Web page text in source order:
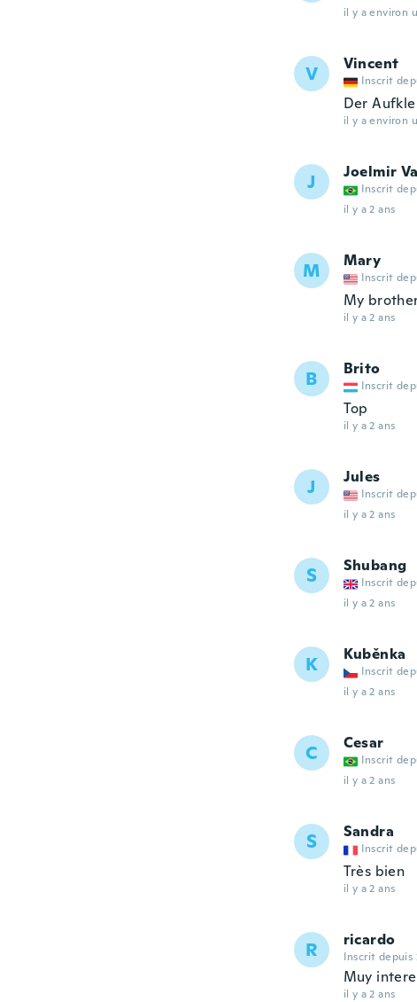
il y a environ
V Vincent
Inscrit
Der
il y a environ
J Joelmir
Inscrit
il y a 2 ans
M Mary
Inscrit
My
il y a 2 ans
B Brito
Inscrit
Top
il y a 2 ans
J Jules
Inscrit
il y a 2 ans
S Shubang
Inscrit
il y a 2 ans
K Kuběnka
Inscrit
il y a 2 ans
C Cesar
Inscrit
il y a 2 ans
S Sandra
Inscrit
Très bien
il y a 2 ans
R ricardo
Inscrit depuis
Muy
il y a 2 ans